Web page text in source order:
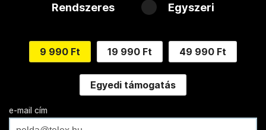
Rendszeres Egyszeri
9 990 Ft 19 990 Ft 49 990 Ft
Egyedi támogatás
e-mail cím